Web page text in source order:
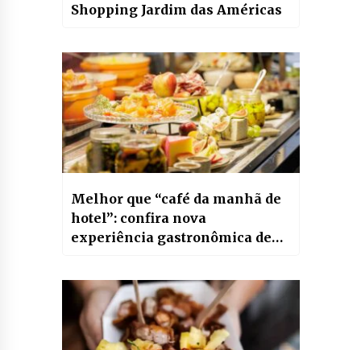
Shopping Jardim das Américas
Melhor que “café da manhã de
hotel”: confira nova
experiência gastronômica de